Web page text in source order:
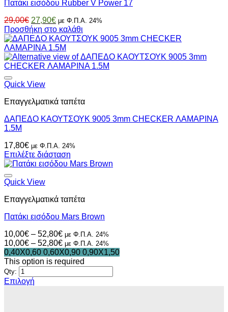
Πατάκι εισόδου Rubber V Power 17
29,00€ Original
price
was:
29,00€.
27,90€Η
τρέχουσα
τιμή
είναι:
27,90€.
με Φ.Π.Α. 24%
Προσθήκη στο καλάθι
Quick View
Επαγγελματικά ταπέτα
ΔΑΠΕΔΟ ΚΑΟΥΤΣΟΥΚ 9005 3mm CHECKER ΛΑΜΑΡΙΝΑ
1.5Μ
17,80€ με Φ.Π.Α. 24%
Επιλέξτε διάσταση
Quick View
Επαγγελματικά ταπέτα
Πατάκι εισόδου Mars Brown
10,00€ – 52,80€Price
range:
10,00€
through
με Φ.Π.Α. 24%
10,00€ – 52,80€Price
range:
10,00€
52,80€
με Φ.Π.Α. 24%
0,40X0,60 0,60X0,90 0,90Χ1,50
This option is required
Qty:
Επιλογή